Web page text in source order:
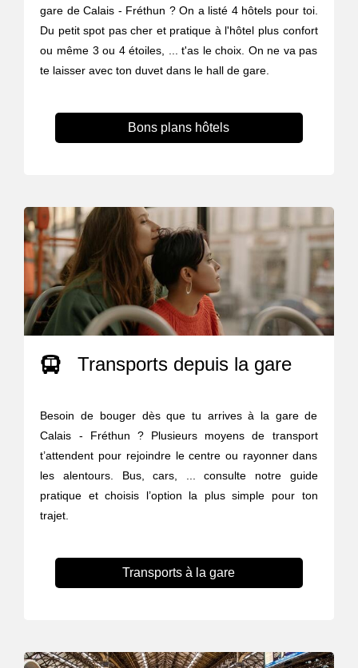
gare de Calais - Fréthun ? On a listé 4 hôtels pour toi.
Du petit spot pas cher et pratique à l'hôtel plus confort
ou même 3 ou 4 étoiles, ... t'as le choix. On ne va pas
te laisser avec ton duvet dans le hall de gare.
Bons plans hôtels
Transports depuis la gare
Besoin de bouger dès que tu arrives à la gare de
Calais - Fréthun ? Plusieurs moyens de transport
t’attendent pour rejoindre le centre ou rayonner dans
les alentours. Bus, cars, ... consulte notre guide
pratique et choisis l’option la plus simple pour ton
trajet.
Transports à la gare